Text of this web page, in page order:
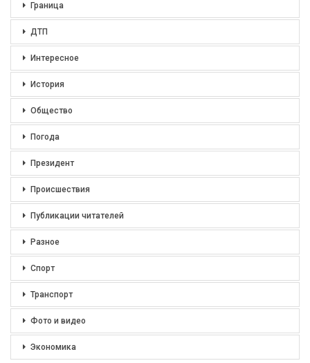
Граница
ДТП
Интересное
История
Общество
Погода
Президент
Происшествия
Публикации читателей
Разное
Спорт
Транспорт
Фото и видео
Экономика